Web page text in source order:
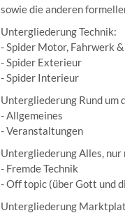
sowie die anderen
Untergliederung Technik:
- Spider Motor, Fahrwerk
- Spider Exterieur
- Spider Interieur
Untergliederung Rund um
- Allgemeines
- Veranstaltungen
Untergliederung Alles, nur
- Fremde Technik
- Off topic (über Gott und
Untergliederung